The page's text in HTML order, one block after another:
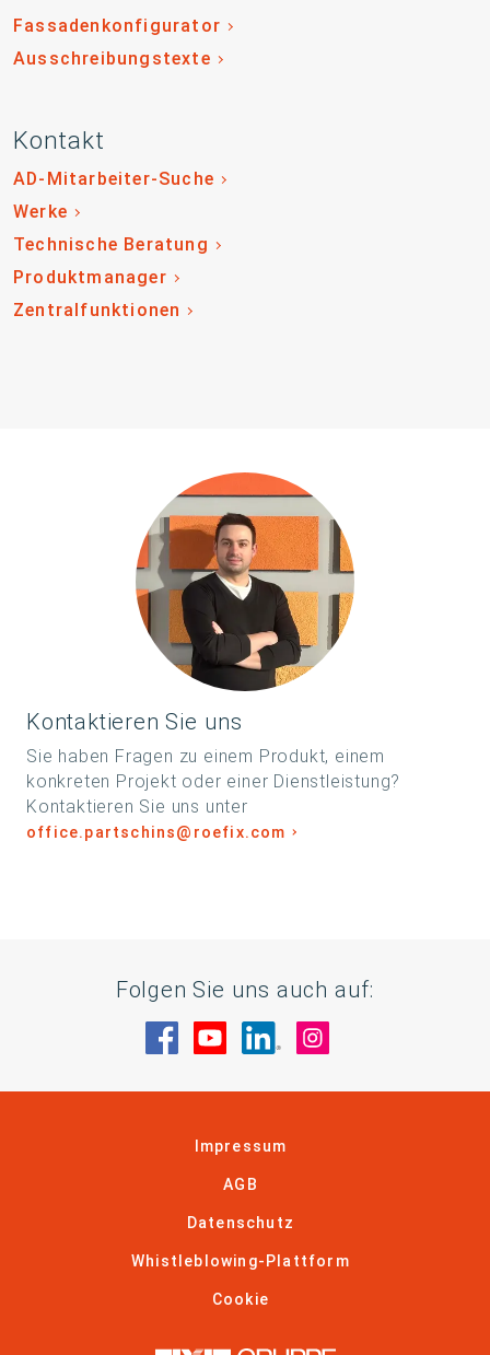
Fassadenkonfigurator
Ausschreibungstexte
Kontakt
AD-Mitarbeiter-Suche
Werke
Technische Beratung
Produktmanager
Zentralfunktionen
Kontaktieren Sie uns
Sie haben Fragen zu einem Produkt, einem
konkreten Projekt oder einer Dienstleistung?
Kontaktieren Sie uns unter
office.partschins@roefix.com
Folgen Sie uns auch auf:
Besuche uns auf Facebook
Besuche uns auf YouTube
Besuche uns auf
Impressum
AGB
Datenschutz
Whistleblowing-Plattform
Cookie